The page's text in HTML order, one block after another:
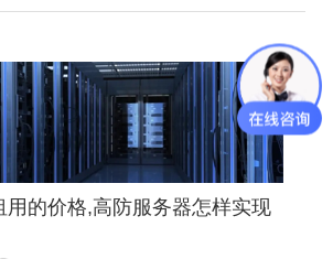
用的价格,高防服务器怎样实现